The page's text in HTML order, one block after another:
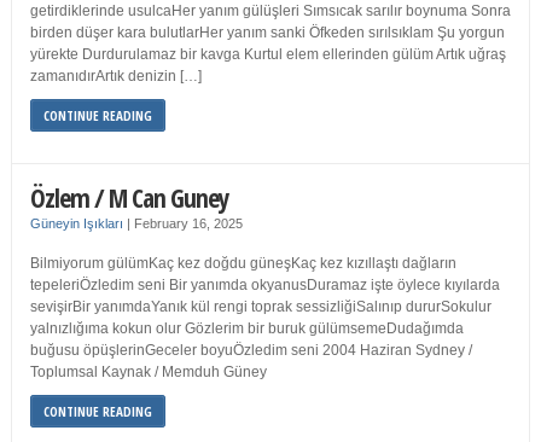
getirdiklerinde usulcaHer yanım gülüşleri Sımsıcak sarılır boynuma Sonra
birden düşer kara bulutlarHer yanım sanki Öfkeden sırılsıklam Şu yorgun
yürekte Durdurulamaz bir kavga Kurtul elem ellerinden gülüm Artık uğraş
zamanıdırArtık denizin […]
CONTINUE READING
Özlem / M Can Guney
Güneyin Işıkları | February 16, 2025
Bilmiyorum gülümKaç kez doğdu güneşKaç kez kızıllaştı dağların
tepeleriÖzledim seni Bir yanımda okyanusDuramaz işte öylece kıyılarda
sevişirBir yanımdaYanık kül rengi toprak sessizliğiSalınıp dururSokulur
yalnızlığıma kokun olur Gözlerim bir buruk gülümsemeDudağımda
buğusu öpüşlerinGeceler boyuÖzledim seni 2004 Haziran Sydney /
Toplumsal Kaynak / Memduh Güney
CONTINUE READING